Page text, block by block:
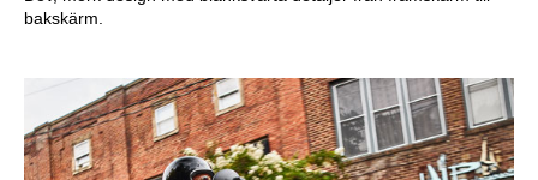
bakskärm.